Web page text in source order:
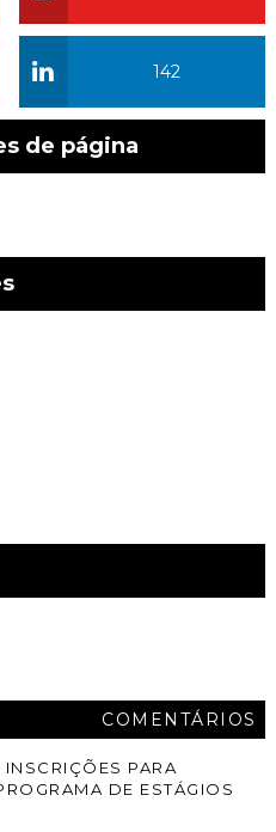
142
de página
COMENTÁRIOS
PARA
DE ESTÁGIOS